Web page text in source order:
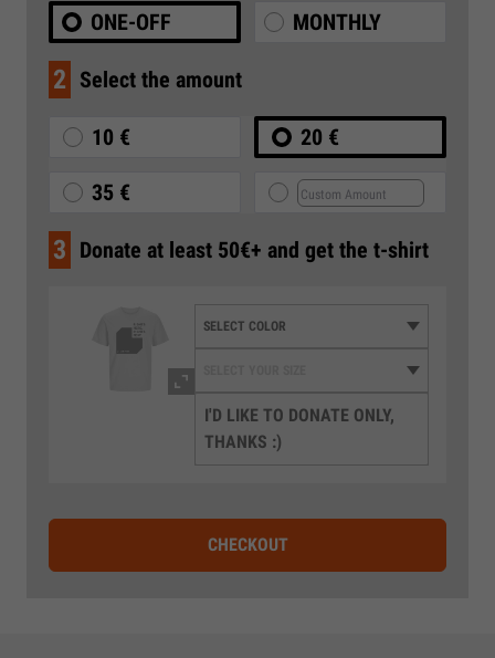
ONE-OFF MONTHLY
2 Select the amount
10 € 20 €
35 €
3 Donate at least 50€+ and get the t-shirt
I'D LIKE TO DONATE ONLY,
THANKS :)
CHECKOUT